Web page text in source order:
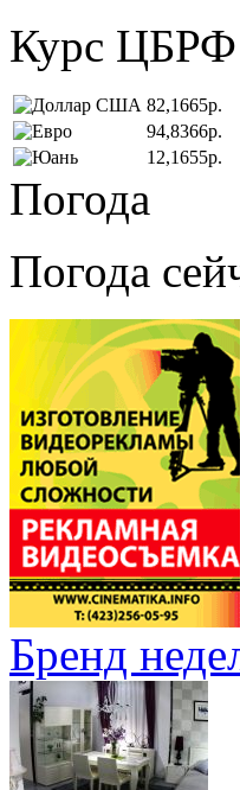
Курс ЦБРФ
82,1665р.
94,8366р.
12,1655р.
Погода
Погода
Бренд